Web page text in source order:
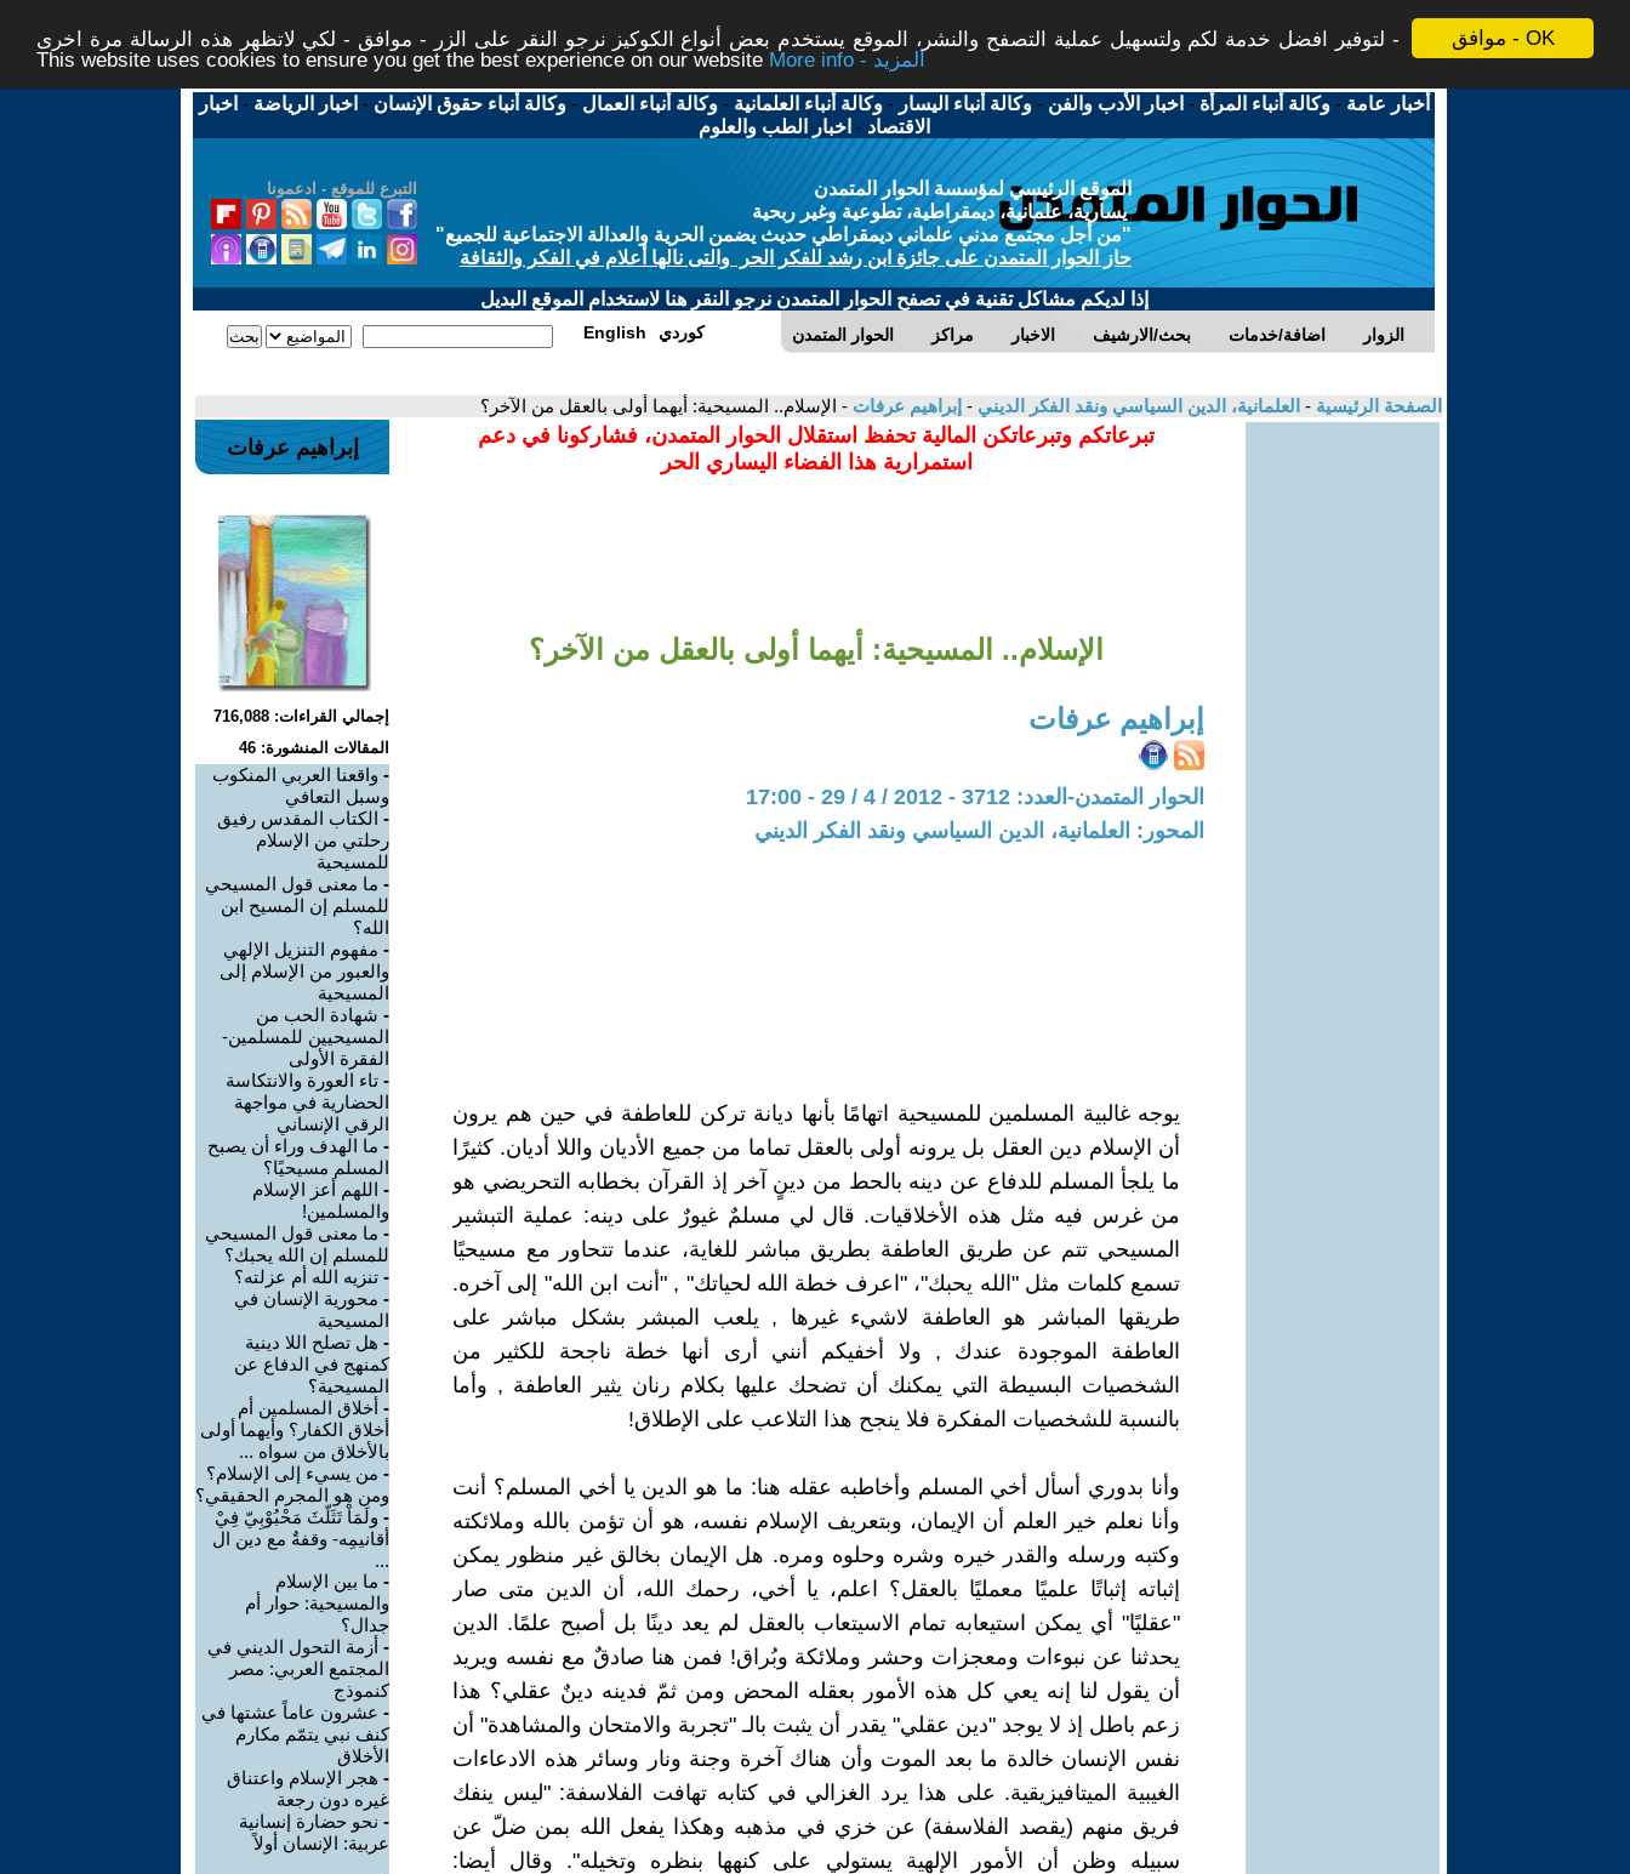
موافق - OK
لتوفير افضل خدمة لكم ولتسهيل عملية التصفح والنشر، الموقع يستخدم بعض أنواع الكوكيز نرجو النقر على الزر - موافق - لكي لاتظهر هذه الرسالة مرة اخرى -
This website uses cookies to ensure you get the best experience on our website
More info - المزيد
أخبار عامة -وكالة أنباء المرأة - اخبار الأدب والفن -وكالة أنباء اليسار -وكالة أنباء العلمانية -وكالة أنباء العمال -وكالة أنباء حقوق الإنسان - اخبار الرياضة - اخبار
الاقتصاد - اخبار الطب والعلوم
التبرع للموقع - ادعمونا
الموقع الرئيسي لمؤسسة الحوار المتمدن
يسارية، علمانية، ديمقراطية، تطوعية وغير ربحية
"من أجل مجتمع مدني علماني ديمقراطي حديث يضمن الحرية والعدالة الاجتماعية للجميع"
حاز الحوار المتمدن على جائزة ابن رشد للفكر الحر والتى نالها أعلام في الفكر والثقافة
إذا لديكم مشاكل تقنية في تصفح الحوار المتمدن نرجو النقر هنا لاستخدام الموقع البديل
الحوار المتمدن مراكز الاخبار بحث/الارشيف اضافة/خدمات الزوار English كوردي
الصفحة الرئيسية - العلمانية، الدين السياسي ونقد الفكر الديني - إبراهيم عرفات - الإسلام.. المسيحية: أيهما أولى بالعقل من الآخر؟
تبرعاتكم وتبرعاتكن المالية تحفظ استقلال الحوار المتمدن، فشاركونا في دعم
استمرارية هذا الفضاء اليساري الحر
الإسلام.. المسيحية: أيهما أولى بالعقل من الآخر؟
إبراهيم عرفات
الحوار المتمدن-العدد: 3712 - 2012 / 4 / 29 - 17:00
المحور: العلمانية، الدين السياسي ونقد الفكر الديني
يوجه غالبية المسلمين للمسيحية اتهامًا بأنها ديانة تركن للعاطفة في حين هم يرون
أن الإسلام دين العقل بل يرونه أولى بالعقل تماما من جميع الأديان واللا أديان. كثيرًا
ما يلجأ المسلم للدفاع عن دينه بالحط من دينٍ آخر إذ القرآن بخطابه التحريضي هو
من غرس فيه مثل هذه الأخلاقيات. قال لي مسلمٌ غيورٌ على دينه: عملية التبشير
المسيحي تتم عن طريق العاطفة بطريق مباشر للغاية، عندما تتحاور مع مسيحيًا
تسمع كلمات مثل "الله يحبك"، "اعرف خطة الله لحياتك" , "أنت ابن الله" إلى آخره.
طريقها المباشر هو العاطفة لاشيء غيرها , يلعب المبشر بشكل مباشر على
العاطفة الموجودة عندك , ولا أخفيكم أنني أرى أنها خطة ناجحة للكثير من
الشخصيات البسيطة التي يمكنك أن تضحك عليها بكلام رنان يثير العاطفة , وأما
بالنسبة للشخصيات المفكرة فلا ينجح هذا التلاعب على الإطلاق!
وأنا بدوري أسأل أخي المسلم وأخاطبه عقله هنا: ما هو الدين يا أخي المسلم؟ أنت
وأنا نعلم خير العلم أن الإيمان، وبتعريف الإسلام نفسه، هو أن تؤمن بالله وملائكته
وكتبه ورسله والقدر خيره وشره وحلوه ومره. هل الإيمان بخالق غير منظور يمكن
إثباته إثباتًا علميًا معمليًا بالعقل؟ اعلم، يا أخي، رحمك الله، أن الدين متى صار
"عقليًا" أي يمكن استيعابه تمام الاسيتعاب بالعقل لم يعد دينًا بل أصبح علمًا. الدين
يحدثنا عن نبوءات ومعجزات وحشر وملائكة وبُراق! فمن هنا صادقٌ مع نفسه ويريد
أن يقول لنا إنه يعي كل هذه الأمور بعقله المحض ومن ثمّ فدينه دينٌ عقلي؟ هذا
زعم باطل إذ لا يوجد "دين عقلي" يقدر أن يثبت بالـ "تجربة والامتحان والمشاهدة" أن
نفس الإنسان خالدة ما بعد الموت وأن هناك آخرة وجنة ونار وسائر هذه الادعاءات
الغيبية الميتافيزيقية. على هذا يرد الغزالي في كتابه تهافت الفلاسفة: "ليس ينفك
فريق منهم (يقصد الفلاسفة) عن خزي في مذهبه وهكذا يفعل الله بمن ضلّ عن
سبيله وظن أن الأمور الإلهية يستولي على كنهها بنظره وتخيله". وقال أيضا:
إبراهيم عرفات
إجمالي القراءات: 716,088
المقالات المنشورة: 46
- واقعنا العربي المنكوب
وسبل التعافي
- الكتاب المقدس رفيق
رحلتي من الإسلام
للمسيحية
- ما معنى قول المسيحي
للمسلم إن المسيح ابن
الله؟
- مفهوم التنزيل الإلهي
والعبور من الإسلام إلى
المسيحية
- شهادة الحب من
المسيحيين للمسلمين-
الفقرة الأولى
- تاء العورة والانتكاسة
الحضارية في مواجهة
الرقي الإنساني
- ما الهدف وراء أن يصبح
المسلم مسيحيًا؟
- اللهم أعز الإسلام
والمسلمين!
- ما معنى قول المسيحي
للمسلم إن الله يحبك؟
- تنزيه الله أم عزلته؟
- محورية الإنسان في
المسيحية
- هل تصلح اللا دينية
كمنهج في الدفاع عن
المسيحية؟
- أخلاق المسلمين أم
أخلاق الكفار؟ وأيهما أولى
بالأخلاق من سواه ...
- من يسيء إلى الإسلام؟
ومن هو المجرم الحقيقي؟
- ولَمَاْ تَثَلّثَ مَحْبُوْبِيّ فِيْ
أقانيمِه- وقفةٌ مع دين ال
...
- ما بين الإسلام
والمسيحية: حوار أم
جدال؟
- أزمة التحول الديني في
المجتمع العربي: مصر
كنموذج
- عشرون عاماً عشتها في
كنف نبي يتمّم مكارم
الأخلاق
- هجر الإسلام واعتناق
غيره دون رجعة
- نحو حضارة إنسانية
عربية: الإنسان أولاً